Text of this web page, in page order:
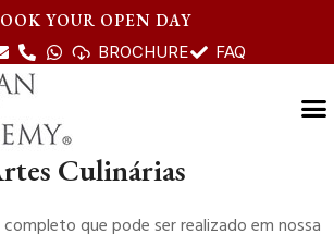
YOUR OPEN DAY
BROCHURE
FAQ
Culinárias
que pode ser realizado em nossa